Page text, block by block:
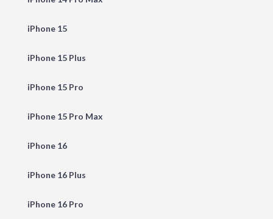
iPhone 15
iPhone 15 Plus
iPhone 15 Pro
iPhone 15 Pro Max
iPhone 16
iPhone 16 Plus
iPhone 16 Pro